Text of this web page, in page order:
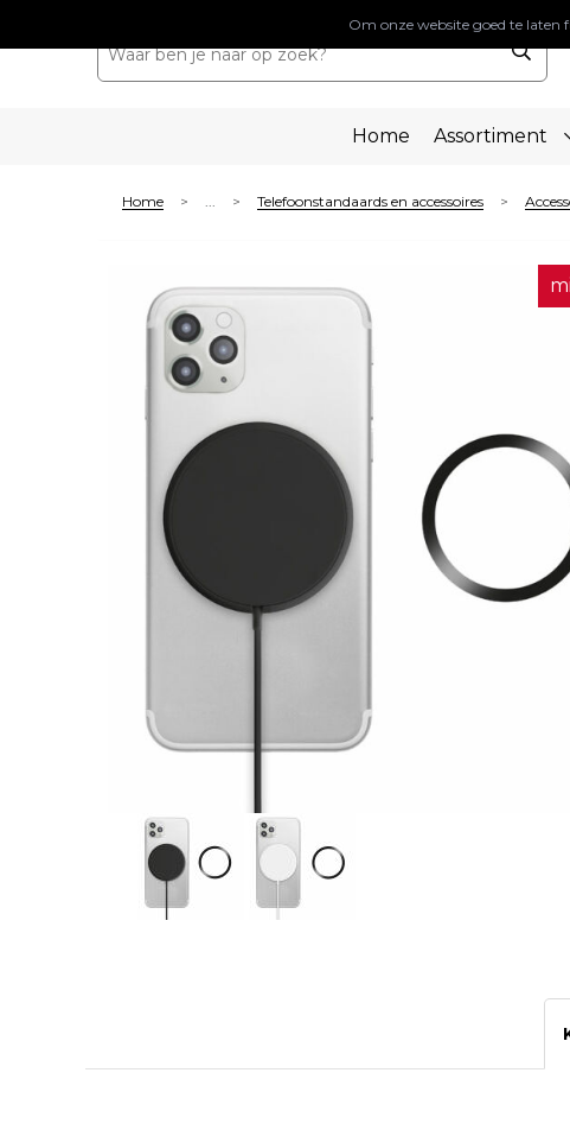
Home Assortiment
Home > ... > Telefoonstandaards en accessoires >
Om onze website goed te laten